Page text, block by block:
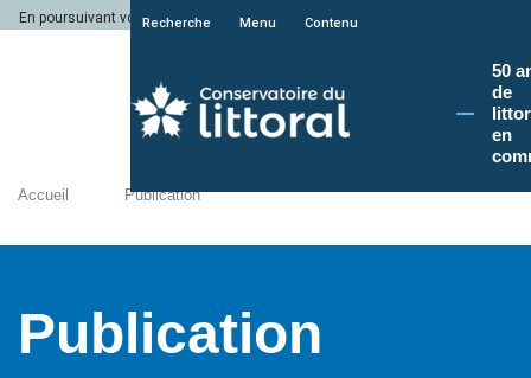
En poursuivant votre navigation sur le site du Conservatoire du littoral, vous
Recherche Menu Contenu
50
de
en
Accueil Publication
Publication